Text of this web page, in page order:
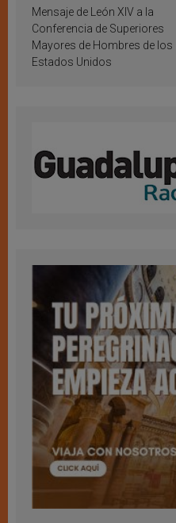
inspiración y santificación
Mensaje de León XIV a la
Conferencia de Superiores
Mayores de Hombres de los
Estados Unidos